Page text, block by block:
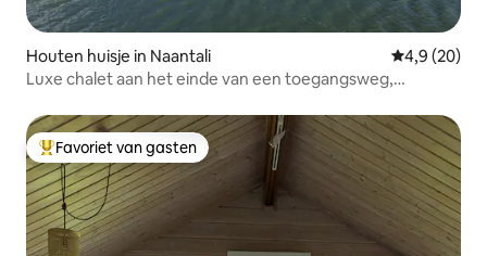
Houten huisje in Naantali Gemiddelde
4,9 (20)
Luxe chalet aan het einde van een toegangsweg,
Topfavoriet van gasten
Favoriet van gasten